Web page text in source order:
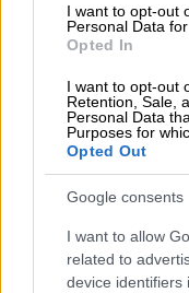
I want to opt-out
Personal Data
Opted In
I want to opt-out
Retention, Sale,
Personal Data
Purposes for
Opted Out
Google consents
I want to allow
related to
device identifiers
— KTLA
ΔΙΑΒΑΣΤΕ
Κόσμος|
Επίθεση στη
κρίσιμη η